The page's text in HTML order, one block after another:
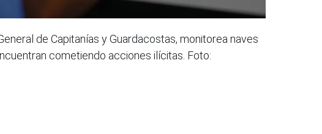
de Capitanías y Guardacostas, monitorea naves
cometiendo acciones ilícitas. Foto: